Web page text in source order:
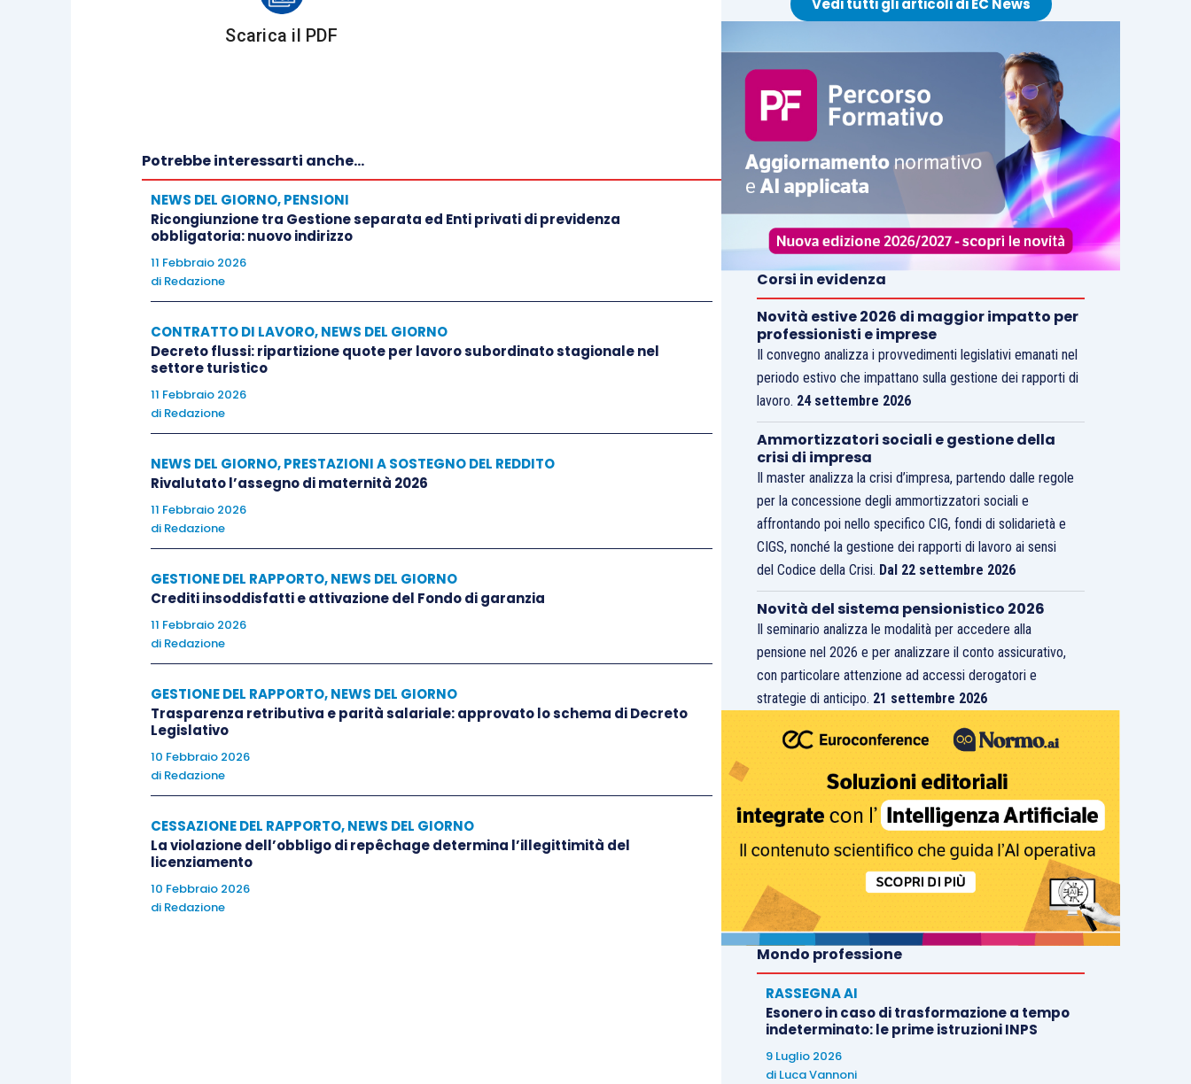
Scarica il PDF
Potrebbe interessarti anche...
NEWS DEL GIORNO,PENSIONI
Ricongiunzione tra Gestione separata ed Enti privati di previdenza
obbligatoria: nuovo indirizzo
11 Febbraio 2026
di Redazione
CONTRATTO DI LAVORO,NEWS DEL GIORNO
Decreto flussi: ripartizione quote per lavoro subordinato stagionale nel
settore turistico
11 Febbraio 2026
di Redazione
NEWS DEL GIORNO,PRESTAZIONI A SOSTEGNO DEL REDDITO
Rivalutato l’assegno di maternità 2026
11 Febbraio 2026
di Redazione
GESTIONE DEL RAPPORTO,NEWS DEL GIORNO
Crediti insoddisfatti e attivazione del Fondo di garanzia
11 Febbraio 2026
di Redazione
GESTIONE DEL RAPPORTO,NEWS DEL GIORNO
Trasparenza retributiva e parità salariale: approvato lo schema di Decreto
Legislativo
10 Febbraio 2026
di Redazione
CESSAZIONE DEL RAPPORTO,NEWS DEL GIORNO
La violazione dell’obbligo di repêchage determina l’illegittimità del
licenziamento
10 Febbraio 2026
di Redazione
Vedi tutti gli articoli di EC News
Corsi in evidenza
Novità estive 2026 di maggior impatto per
professionisti e imprese
Il convegno analizza i provvedimenti legislativi emanati nel
periodo estivo che impattano sulla gestione dei rapporti di
lavoro. 24 settembre 2026
Ammortizzatori sociali e gestione della
crisi di impresa
Il master analizza la crisi d’impresa, partendo dalle regole
per la concessione degli ammortizzatori sociali e
affrontando poi nello specifico CIG, fondi di solidarietà e
CIGS, nonché la gestione dei rapporti di lavoro ai sensi
del Codice della Crisi. Dal 22 settembre 2026
Novità del sistema pensionistico 2026
Il seminario analizza le modalità per accedere alla
pensione nel 2026 e per analizzare il conto assicurativo,
con particolare attenzione ad accessi derogatori e
strategie di anticipo. 21 settembre 2026
Mondo professione
RASSEGNA AI
Esonero in caso di trasformazione a tempo
indeterminato: le prime istruzioni INPS
9 Luglio 2026
di Luca Vannoni